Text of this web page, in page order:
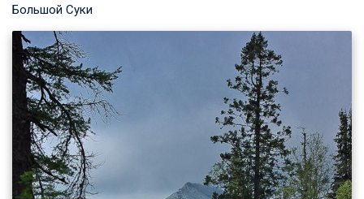
Большой Суки